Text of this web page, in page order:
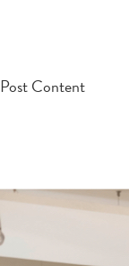
Post Content